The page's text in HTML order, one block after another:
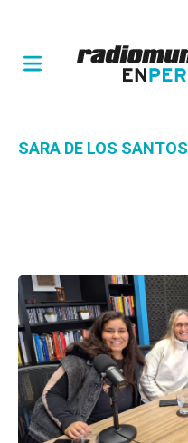
SARA DE LOS SANTOS